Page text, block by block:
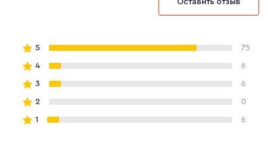
5 75
4 6
3 6
2 0
1 6